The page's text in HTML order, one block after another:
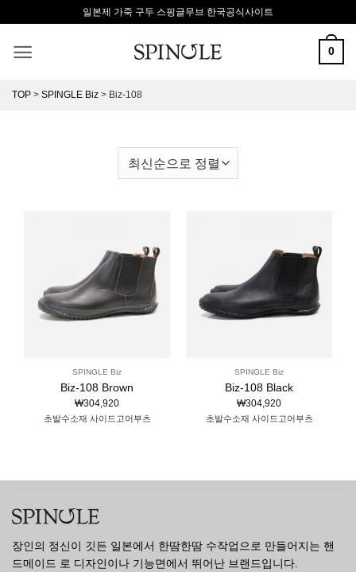
content
일본제 가죽 구두 스핑글무브 한국공식사이트
0
TOP > SPINGLE Biz > Biz-108
SPINGLE Biz
Biz-108 Brown
₩304,920
초발수소재 사이드고어부츠
SPINGLE Biz
Biz-108 Black
₩304,920
초발수소재 사이드고어부츠
장인의 정신이 깃든 일본에서 한땀한땀 수작업으로 만들어지는 핸
드메이드 로 디자인이나 기능면에서 뛰어난 브랜드입니다.